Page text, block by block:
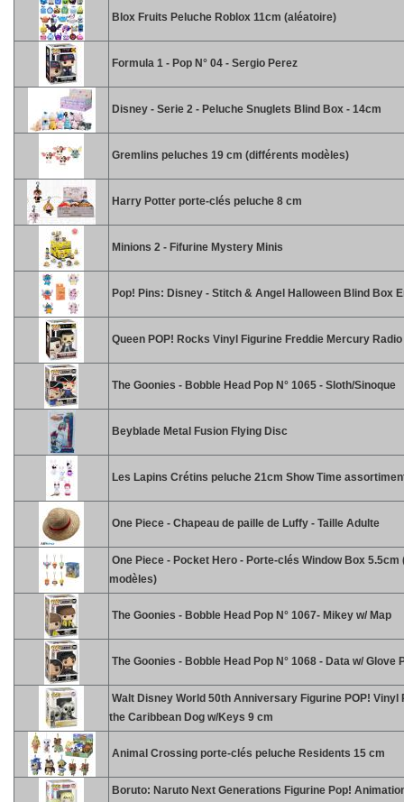
Blox Fruits Peluche Roblox 11cm (aléatoire)
Formula 1 - Pop N° 04 - Sergio Perez
Disney - Serie 2 - Peluche Snuglets Blind Box - 14cm
Gremlins peluches 19 cm (différents modèles)
Harry Potter porte-clés peluche 8 cm
Minions 2 - Fifurine Mystery Minis
Pop! Pins: Disney - Stitch & Angel Halloween Blind Box
Queen POP! Rocks Vinyl Figurine Freddie Mercury
The Goonies - Bobble Head Pop N° 1065 - Sloth/Sinoque
Beyblade Metal Fusion Flying Disc
Les Lapins Crétins peluche 21cm Show Time
One Piece - Chapeau de paille de Luffy - Taille Adulte
One Piece - Pocket Hero - Porte-clés Window Box
modèles)
The Goonies - Bobble Head Pop N° 1067- Mikey w/ Map
The Goonies - Bobble Head Pop N° 1068 - Data w/ Glove
Walt Disney World 50th Anniversary Figurine POP! Vinyl
the Caribbean Dog w/Keys 9 cm
Animal Crossing porte-clés peluche Residents 15 cm
Boruto: Naruto Next Generations Figurine Pop!